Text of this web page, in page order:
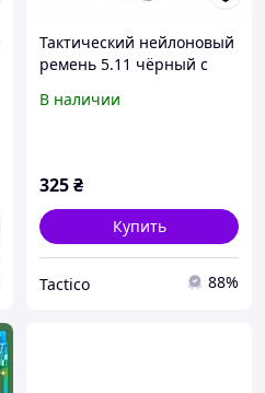
Тактический нейлоновый
ремень 5.11 чёрный с
(120 см) _tdo
В наличии
325₴
Купить
Tactico 88%